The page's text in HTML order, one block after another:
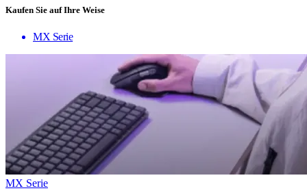
Kaufen Sie auf Ihre Weise
MX Serie
MX Serie